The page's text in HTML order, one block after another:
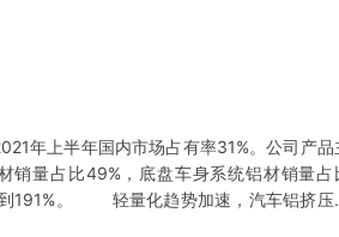
年上半年国内市场占有率31%。公司产品
销量占比49%，底盘车身系统铝材销量占
到191%。 轻量化趋势加速，汽车铝挤压